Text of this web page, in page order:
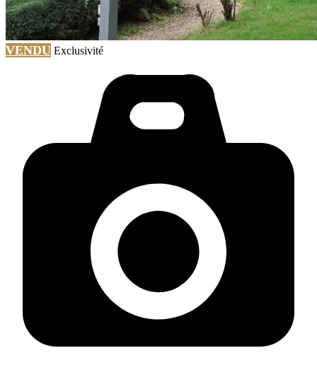
VENDU Exclusivité